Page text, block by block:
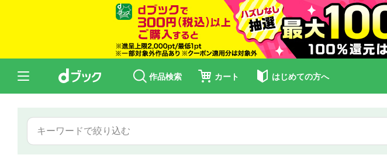
作品検索 カート はじめての方へ